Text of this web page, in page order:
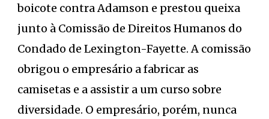
boicote contra Adamson e prestou queixa
junto à Comissão de Direitos Humanos do
Condado de Lexington-Fayette. A comissão
obrigou o empresário a fabricar as
camisetas e a assistir a um curso sobre
diversidade. O empresário, porém, nunca